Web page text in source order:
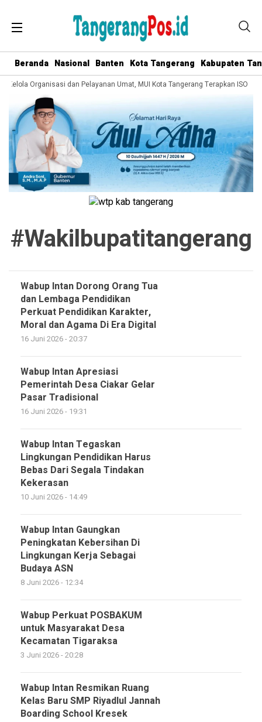
Beranda Nasional Banten Kota Tangerang Kabupaten
Kelola Organisasi dan Pelayanan Umat, MUI Kota Tangerang Terapkan ISO
#wakilbupatitangerang
Wabup Intan Dorong Orang Tua
dan Lembaga Pendidikan
Perkuat Pendidikan Karakter,
Moral dan Agama Di Era Digital
16 Juni 2026 - 20:37
Wabup Intan Apresiasi
Pemerintah Desa Ciakar Gelar
Pasar Tradisional
16 Juni 2026 - 19:31
Wabup Intan Tegaskan
Lingkungan Pendidikan Harus
Bebas Dari Segala Tindakan
Kekerasan
10 Juni 2026 - 14:49
Wabup Intan Gaungkan
Peningkatan Kebersihan Di
Lingkungan Kerja Sebagai
Budaya ASN
8 Juni 2026 - 12:34
Wabup Perkuat POSBAKUM
untuk Masyarakat Desa
Kecamatan Tigaraksa
3 Juni 2026 - 20:28
Wabup Intan Resmikan Ruang
Kelas Baru SMP Riyadlul Jannah
Boarding School Kresek